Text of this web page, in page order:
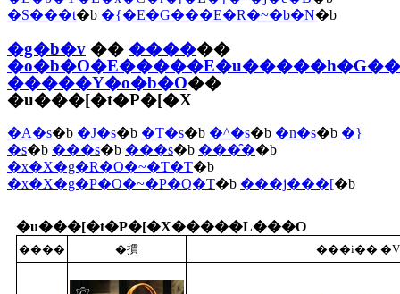
�S���t�b �{�E�G���E�R�~�b�N�b
�g�b�v �� ������
�o�b�O�E�����E�u�����h�G��
�����Y�o�b�O��
�u���[�t�P�[�X
�A�s�b �J�s�b �T�s�b �^�s�b �n�s�b �}
�s�b ���s�b ���s�b ���̑��b
�x�X�g�R�O�~�T�T�b
�x�X�g�P�O�~�P�Q�T�b ���j���[�b
�u���[�t�P�[�X�����L���O
���� �摜 ���i��